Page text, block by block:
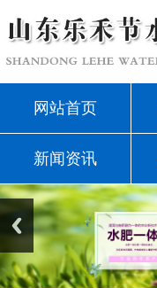
网站首页
新闻资讯